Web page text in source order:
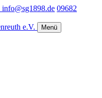
info@sg1898.de 09682
Menü